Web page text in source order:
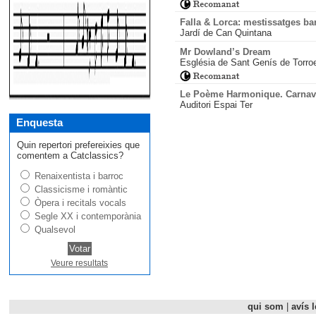
Enquesta
Quin repertori prefereixies que
comentem a Catclassics?
Renaixentista i barroc
Classicisme i romàntic
Òpera i recitals vocals
Segle XX i contemporània
Qualsevol
Veure resultats
Falla & Lorca: mestissatges
Jardí de Can Quintana
Mr Dowland’s Dream
Església de Sant Genís de
Le Poème Harmonique.
Auditori Espai Ter
qui som
avís